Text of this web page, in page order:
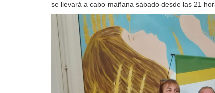
se llevará a cabo mañana sábado desde las 21